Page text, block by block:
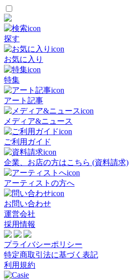
探す
お気に入り
特集
アート記事
メディア&ニュース
ご利用ガイド
企業、お店の方はこちら (資料請求)
アーティストの方へ
お問い合わせ
運営会社
採用情報
プライバシーポリシー
特定商取引法に基づく表記
利用規約